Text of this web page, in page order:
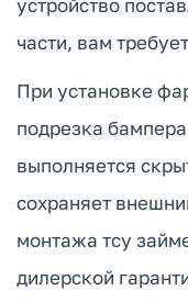
устройство
части, вам
При установке
подрезка
выполняется
сохраняет
монтажа тсу
дилерской